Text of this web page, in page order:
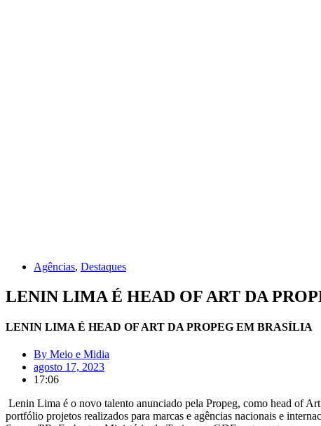
Agências, Destaques
LENIN LIMA É HEAD OF ART DA
LENIN LIMA É HEAD OF ART DA PROPEG EM BRASÍLIA
By Meio e Midia
agosto 17, 2023
17:06
Lenin Lima é o novo talento anunciado pela Propeg, como head of
portfólio projetos realizados para marcas e agências nacionais e